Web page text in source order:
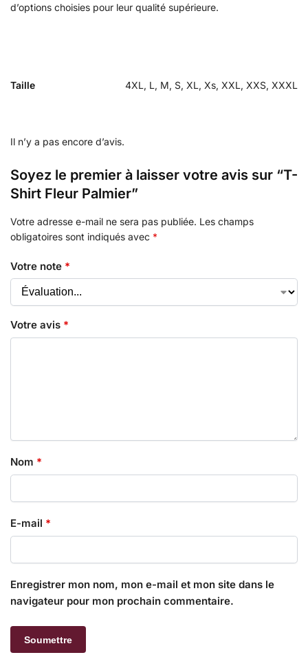
d’options choisies pour leur qualité supérieure.
Taille 4XL, L, M, S, XL, Xs, XXL, XXS, XXXL
Il n’y a pas encore d’avis.
Soyez le premier à laisser votre avis sur “T-
Shirt Fleur Palmier”
Votre adresse e-mail ne sera pas publiée. Les champs
obligatoires sont indiqués avec *
Votre note *
Votre avis *
Nom *
E-mail *
Enregistrer mon nom, mon e-mail et mon site dans le
navigateur pour mon prochain commentaire.